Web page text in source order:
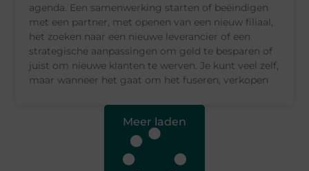
agenda. Een samenwerking starten of beëindigen
met een partner, met openen van een nieuw filiaal,
het zoeken naar een nieuwe leverancier of een
strategische aanpassingen om geld te besparen of
juist om nieuwe klanten te werven. Je kunt veel zelf,
maar wanneer het gaat om het fuseren, verkopen
Meer laden